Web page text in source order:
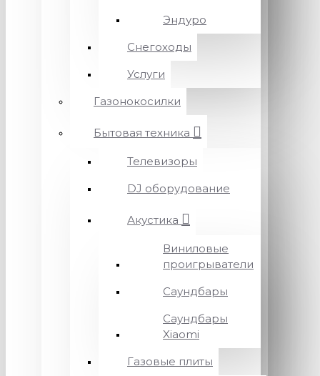
Эндуро
Снегоходы
Услуги
Газонокосилки
Бытовая техника
Телевизоры
DJ оборудование
Акустика
Виниловые
проигрыватели
Саундбары
Саундбары
Xiaomi
Газовые плиты